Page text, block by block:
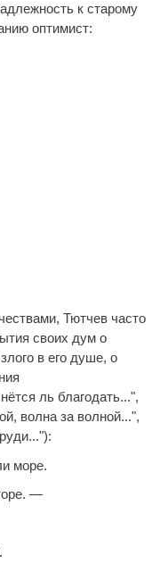
к старому
оптимист:
Тютчев часто
своих дум о
в его душе, о
ль благодать...",
волна за волной...",
море.
—